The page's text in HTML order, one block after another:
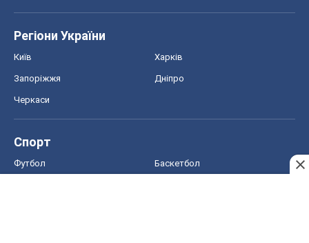
Регіони України
Київ Харків
Запоріжжя Дніпро
Черкаси
Спорт
Футбол Баскетбол